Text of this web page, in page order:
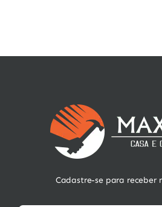
Cadastre-se para receber